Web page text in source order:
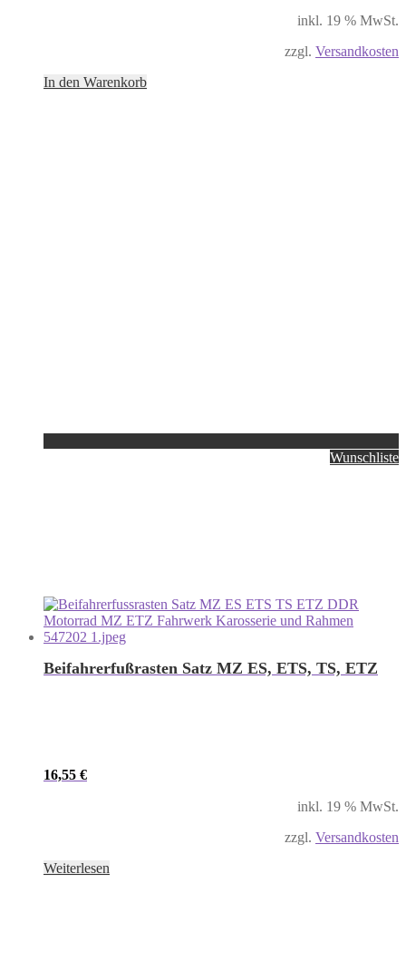
inkl. 19 % MwSt.
zzgl. Versandkosten
In den Warenkorb
Wunschliste
Beifahrerfußrasten Satz MZ ES, ETS, TS, ETZ
16,55 €
inkl. 19 % MwSt.
zzgl. Versandkosten
Weiterlesen